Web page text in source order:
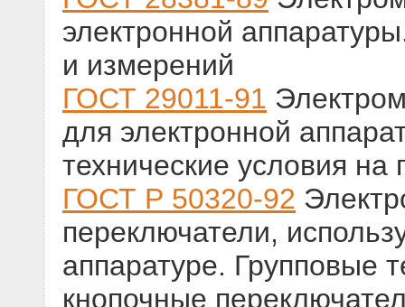
электронной
и измерений
ГОСТ 29011-91
для электронной
технические условия
ГОСТ Р 50320-92
переключатели,
аппаратуре. Групповые
кнопочные